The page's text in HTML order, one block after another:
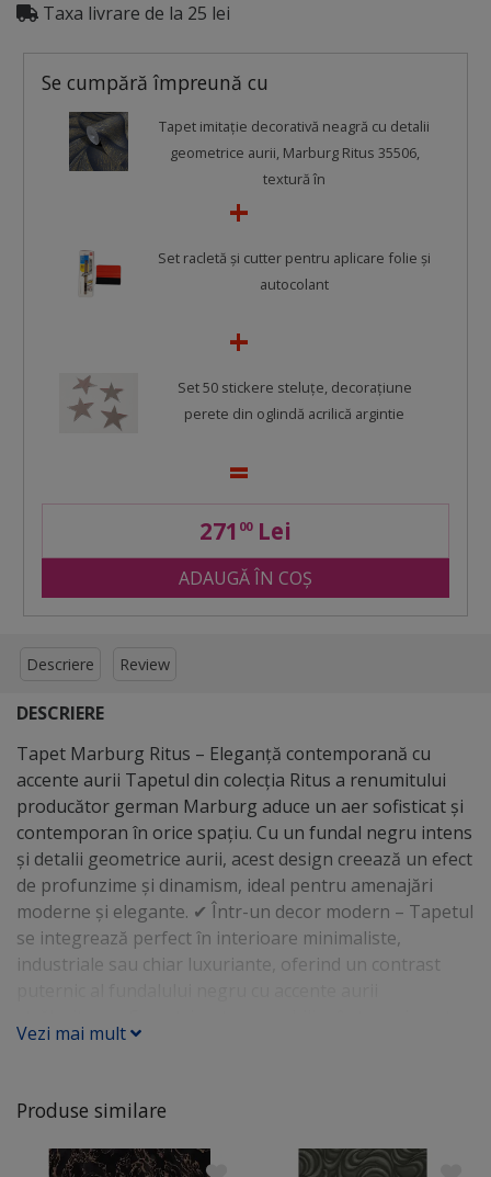
Taxa livrare de la 25 lei
Se cumpără împreună cu
Tapet imitație decorativă neagră cu detalii
geometrice aurii, Marburg Ritus 35506,
textură în
Set racletă şi cutter pentru aplicare folie şi
autocolant
Set 50 stickere steluţe, decoraţiune
perete din oglindă acrilică argintie
271 00Lei
ADAUGĂ ÎN COȘ
Descriere Review
DESCRIERE
Tapet Marburg Ritus – Eleganță contemporană cu
accente aurii Tapetul din colecția Ritus a renumitului
producător german Marburg aduce un aer sofisticat și
contemporan în orice spațiu. Cu un fundal negru intens
și detalii geometrice aurii, acest design creează un efect
de profunzime și dinamism, ideal pentru amenajări
moderne și elegante. ✔ Într-un decor modern – Tapetul
se integrează perfect în interioare minimaliste,
industriale sau chiar luxuriante, oferind un contrast
(gri, bej, alb) sau piese metalice aurii și negre pentru un
adaugă un plus de rafinament, fiind ideal pentru
combinații cu mobilier din lemn masiv, detalii din
Vezi mai mult
Produse similare